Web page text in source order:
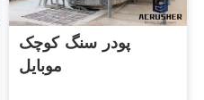
پودر سنگ کوچک
موبایل